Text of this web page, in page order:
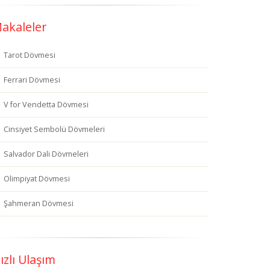
Tarot Dövmesi
Ferrari Dövmesi
V for Vendetta Dövmesi
Cinsiyet Sembolü Dövmeleri
Salvador Dali Dövmeleri
Olimpiyat Dövmesi
Şahmeran Dövmesi
Ulaşım